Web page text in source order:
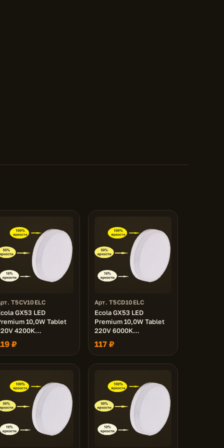
T5CV10ELC
GX53 LED
10,0W Tablet
4200K
3-х
(100% -50% - 10% )
27x75
₽
Арт. T5CD10ELC
Ecola GX53 LED
Premium 10,0W Tablet
220V 6000K
диммирование 3-х
ступ. (100% -50% - 10% )
матовая 27x75
117 ₽